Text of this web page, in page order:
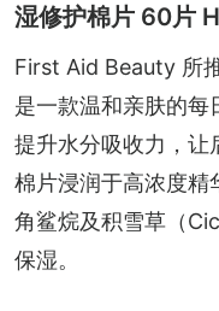
湿修护棉⽚ 60片
First Aid Beauty 所
是一款温和亲肤的每
提升水分吸收力，让
棉片浸润于高浓度精
角鲨烷及积雪草（
保湿。